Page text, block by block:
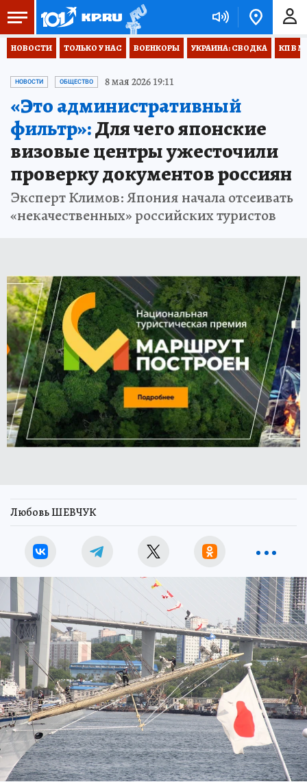
НОВОСТИ ТОЛЬКО У НАС ВОЕНКОРЫ УКРАИНА: СВОДКА КП В
НОВОСТИ ОБЩЕСТВО 8 мая 2026 19:11
«Это административный
фильтр»:Для чего японские
визовые центры ужесточили
проверку документов россиян
Эксперт Климов: Япония начала отсеивать
«некачественных» российских туристов
Любовь ШЕВЧУК